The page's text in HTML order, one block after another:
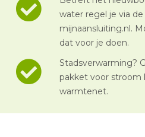
water regel je via
mijnaansluiting.nl.
dat voor je doen.
Stadsverwarming?
pakket voor stroom
warmtenet.